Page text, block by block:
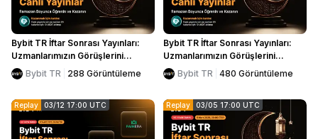
Bybit TR İftar Sonrası Yayınları:
Uzmanlarımızın Görüşlerini
Dinleyin ve Kazanın 🌙
Bybit TR 288 Görüntüleme
Bybit TR İftar Sonrası Yayınları:
Uzmanlarımızın Görüşlerini
Dinleyin ve Kazanın 🌙
Bybit TR 480 Görüntüleme
Replay 03/12 17:00 UTC Replay 03/05 17:00 UTC